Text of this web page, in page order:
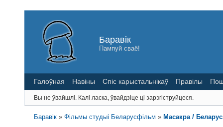
Баравік
Пампуй сваё!
Галоўная Навіны Спіс карыстальнікаў Правілы
Вы не ўвайшлі. Калі ласка, ўвайдзіце ці зарэгіструйцеся.
Баравік »Фільмы студыі Беларусфільм » Масакра /